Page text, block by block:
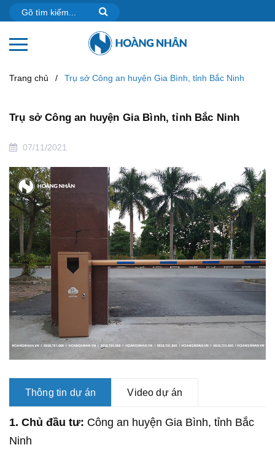
Trang chủ / Trụ sở Công an huyện Gia Bình, tỉnh Bắc Ninh
Trụ sở Công an huyện Gia Bình, tỉnh Bắc Ninh
07/11/2021
Thông tin dự án Video dự án
1. Chủ đầu tư: Công an huyện Gia Bình, tỉnh Bắc
Ninh